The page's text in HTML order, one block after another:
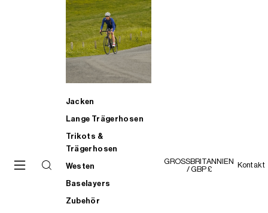
Jacken
Lange Trägerhosen
Trikots &
Trägerhosen
Westen
Baselayers
Zubehör
GROSSBRITANNIEN
/ GBP £
Kontakt